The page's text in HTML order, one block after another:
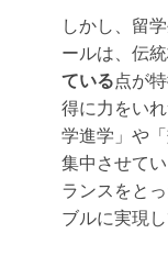
しかし、留
ールは、伝
ている点が
得に力をい
学進学」や
集中させて
ランスをと
ブルに実現